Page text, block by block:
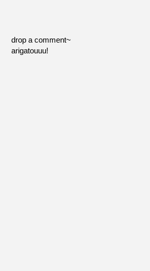
drop a comment~
arigatouuu!